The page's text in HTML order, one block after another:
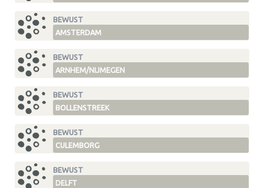
BEWUST
AMSTERDAM
BEWUST
ARNHEM/NIJMEGEN
BEWUST
BOLLENSTREEK
BEWUST
CULEMBORG
BEWUST
DELFT